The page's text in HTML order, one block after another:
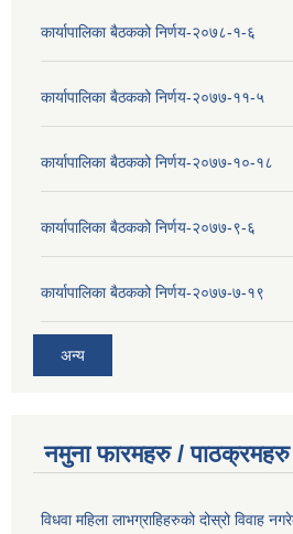
कार्यापालिका बैठकको निर्णय-२०७८-१-६
कार्यापालिका बैठकको निर्णय-२०७७-११-५
कार्यापालिका बैठकको निर्णय-२०७७-१०-१८
कार्यापालिका बैठकको निर्णय-२०७७-९-६
कार्यापालिका बैठकको निर्णय-२०७७-७-१९
अन्य
नमुना फारमहरु / पाठक्रमहरु
विधवा महिला लाभग्राहिहरुको दोस्रो विवाह